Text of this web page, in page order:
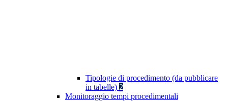
Tipologie di procedimento (da pubblicare
in tabelle) 2
Monitoraggio tempi procedimentali